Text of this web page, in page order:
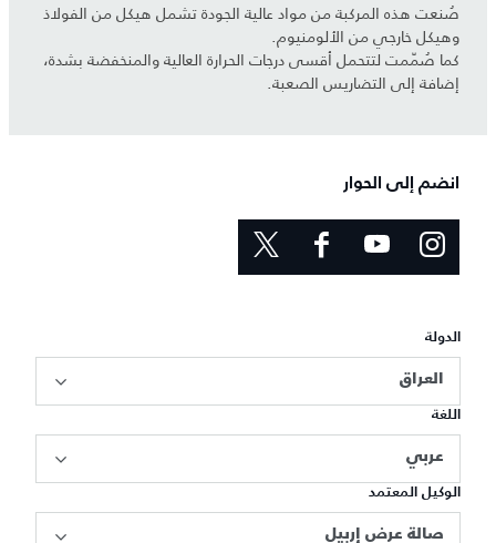
صُنعت هذه المركبة من مواد عالية الجودة تشمل هيكل من الفولاذ
وهيكل خارجي من الألومنيوم.
كما صُمّمت لتتحمل أقسى درجات الحرارة العالية والمنخفضة بشدة،
إضافة إلى التضاريس الصعبة.
انضم إلى الحوار
الدولة
العراق
اللغة
عربي
الوكيل المعتمد
صالة عرض إربيل